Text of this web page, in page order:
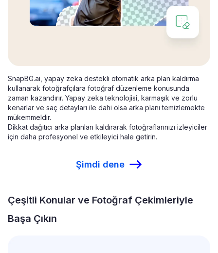
SnapBG.ai, yapay zeka destekli otomatik arka plan kaldırma
kullanarak fotoğrafçılara fotoğraf düzenleme konusunda
zaman kazandırır. Yapay zeka teknolojisi, karmaşık ve zorlu
kenarlar ve saç detayları ile dahi olsa arka planı temizlemekte
mükemmeldir.
Dikkat dağıtıcı arka planları kaldırarak fotoğraflarınızı izleyiciler
için daha profesyonel ve etkileyici hale getirin.
Şimdi dene
Çeşitli Konular ve Fotoğraf Çekimleriyle
Başa Çıkın